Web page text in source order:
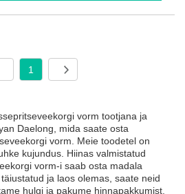
1
vorm tootjana ja
Daelong, mida saate osta
vorm. Meie toodetel on
kujundus. Hiinas valmistatud
vorm-i saab osta madala
ja laos olemas, saate neid
hulgi ja pakume hinnapakkumist.